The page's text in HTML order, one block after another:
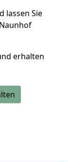
lassen Sie
erhalten